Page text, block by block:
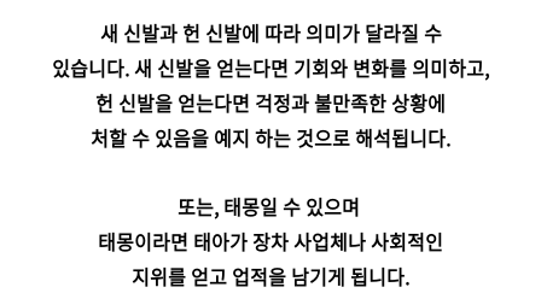
새 신발과 헌 신발에 따라 의미가 달라질 수
있습니다. 새 신발을 얻는다면 기회와 변화를 의미하고,
헌 신발을 얻는다면 걱정과 불만족한 상황에
처할 수 있음을 예지 하는 것으로 해석됩니다.
또는, 태몽일 수 있으며
태몽이라면 태아가 장차 사업체나 사회적인
지위를 얻고 업적을 남기게 됩니다.